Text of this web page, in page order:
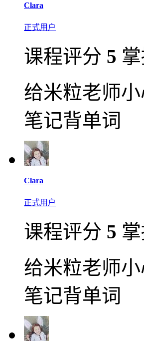
Clara
正式用户
课程评分 5
给米粒老师
笔记背单词
Clara
正式用户
课程评分 5
给米粒老师
笔记背单词